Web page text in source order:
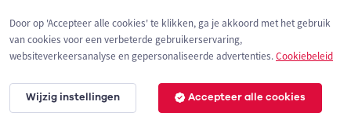
200 m
Door op 'Accepteer alle cookies' te klikken, ga je akkoord met het gebruik
van cookies voor een verbeterde gebruikerservaring,
websiteverkeersanalyse en gepersonaliseerde advertenties.Cookiebeleid
Wijzig instellingen Accepteer alle cookies